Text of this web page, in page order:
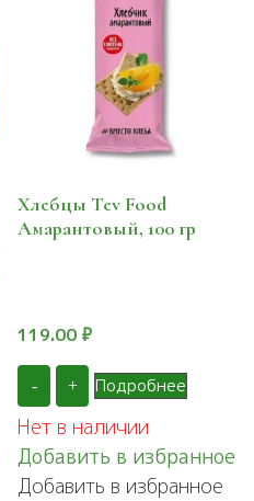
Хлебцы Tev Food
Амарантовый, 100 гр
119.00₽
- + Подробнее
Нет в наличии
Добавить в избранное
Добавить в избранное